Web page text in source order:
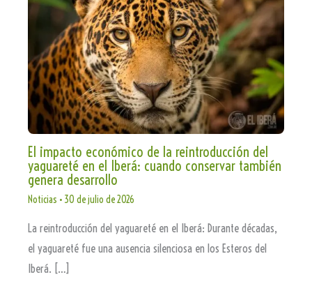
El impacto económico de la reintroducción del
yaguareté en el Iberá: cuando conservar también
genera desarrollo
Noticias • 30 de julio de 2026
La reintroducción del yaguareté en el Iberá: Durante décadas,
el yaguareté fue una ausencia silenciosa en los Esteros del
Iberá. […]